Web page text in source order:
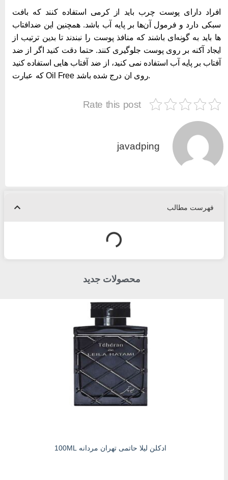
دارای پوست چرب باید از کرمی استفاده کنند که بافت
دارد و فرمول آن‌ها بر پایه آب باشد. همچنین این ضدافتاب
باید به گونه‌ای باشند که منافذ پوست را نبندند تا بدین ترتیب از
آکنه بر روی پوست جلوگیری کنند. حتما دقت کنید اگر از ضد
بر پایه آب استفاده نمی کنید، از ضد آفتاب هایی استفاده کنید
Rate this post
javadping
فهرست مطالب
محصولات جدید
ادکلن لیلا حاتمی تهران مردانه 100ML